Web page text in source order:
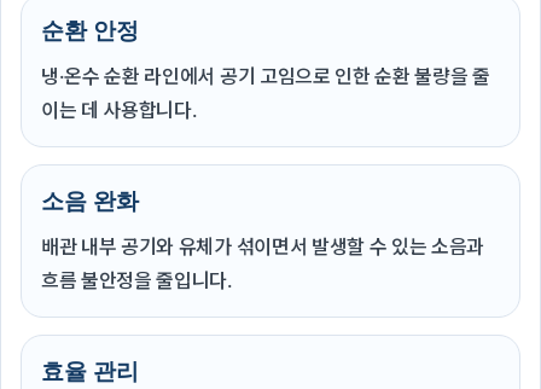
순환 안정
냉·온수 순환 라인에서 공기 고임으로 인한 순환 불량을 줄
이는 데 사용합니다.
소음 완화
배관 내부 공기와 유체가 섞이면서 발생할 수 있는 소음과
흐름 불안정을 줄입니다.
효율 관리